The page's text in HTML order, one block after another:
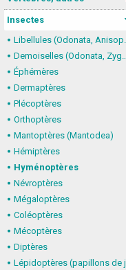
Insectes
Demoiselles
Éphémères
Dermaptères
Plécoptères
Orthoptères
Mantoptères (Mantodea)
Hémiptères
Hyménoptères
Névroptères
Mégaloptères
Coléoptères
Mécoptères
Diptères